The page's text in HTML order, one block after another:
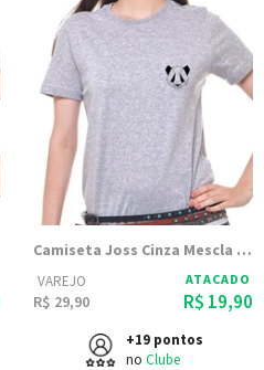
Camiseta Joss Cinza Mescla Estampada F Panda
VAREJO
R$ 29,90
ATACADO
R$ 19,90
+19 pontos
no Clube